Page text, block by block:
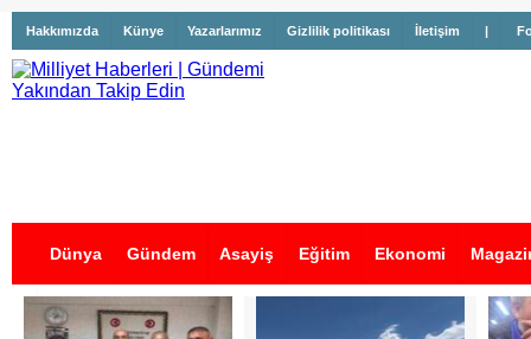
Hakkımızda Künye Yazarlarımız Gizlilik politikası İletişim |
Dünya Gündem Asayiş Eğitim Ekonomi
İş İlanları